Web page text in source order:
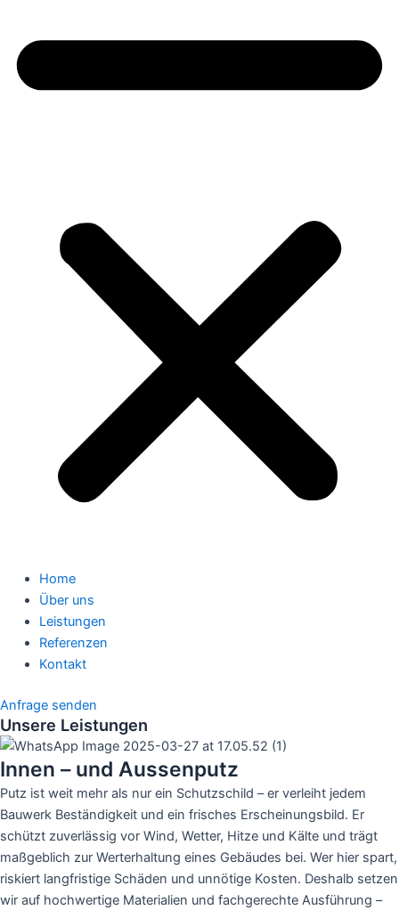
Home
Über uns
Leistungen
Referenzen
Kontakt
Anfrage senden
Unsere Leistungen
Innen – und Aussenputz
Putz ist weit mehr als nur ein Schutzschild – er verleiht jedem
Bauwerk Beständigkeit und ein frisches Erscheinungsbild. Er
schützt zuverlässig vor Wind, Wetter, Hitze und Kälte und trägt
maßgeblich zur Werterhaltung eines Gebäudes bei. Wer hier spart,
riskiert langfristige Schäden und unnötige Kosten. Deshalb setzen
wir auf hochwertige Materialien und fachgerechte Ausführung –